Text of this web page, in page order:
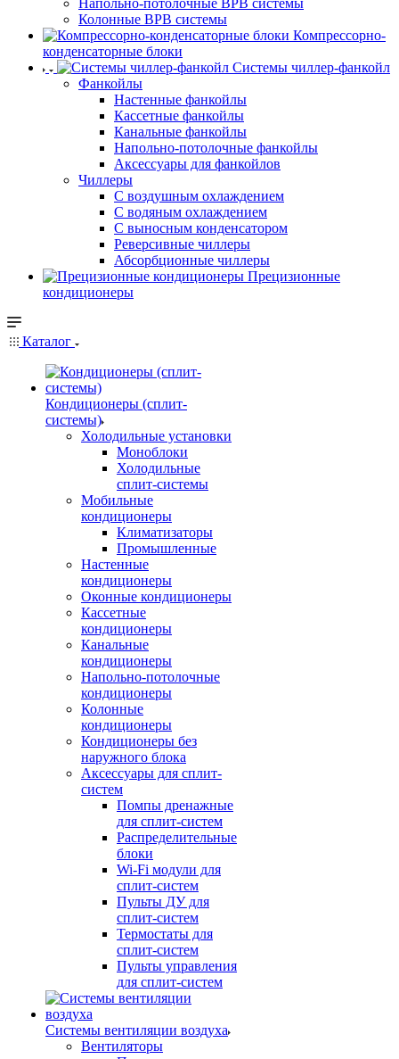
Напольно-потолочные ВРВ системы
Колонные ВРВ системы
Компрессорно-
конденсаторные блоки
Системы чиллер-фанкойл
Фанкойлы
Настенные фанкойлы
Кассетные фанкойлы
Канальные фанкойлы
Напольно-потолочные фанкойлы
Аксессуары для фанкойлов
Чиллеры
С воздушным охлаждением
С водяным охлаждением
С выносным конденсатором
Реверсивные чиллеры
Абсорбционные чиллеры
Прецизионные
кондиционеры
Каталог
Кондиционеры (сплит-
системы)
Холодильные установки
Моноблоки
Холодильные
сплит-системы
Мобильные
кондиционеры
Климатизаторы
Промышленные
Настенные
кондиционеры
Оконные кондиционеры
Кассетные
кондиционеры
Канальные
кондиционеры
Напольно-потолочные
кондиционеры
Колонные
кондиционеры
Кондиционеры без
наружного блока
Аксессуары для сплит-
систем
Помпы дренажные
для сплит-систем
Распределительные
блоки
Wi-Fi модули для
сплит-систем
Пульты ДУ для
сплит-систем
Термостаты для
сплит-систем
Пульты управления
для сплит-систем
Системы вентиляции воздуха
Вентиляторы